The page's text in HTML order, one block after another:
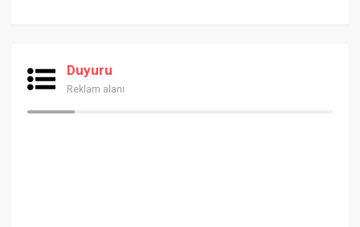
Duyuru
Reklam alanı